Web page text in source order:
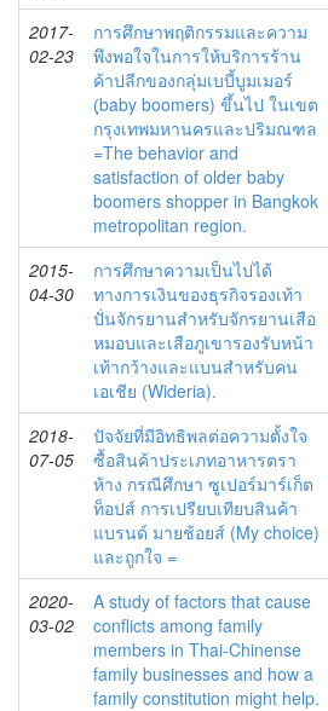
2017-
02-23
การศึกษาพฤติกรรมและความ
พึงพอใจในการให้บริการร้าน
ค้าปลีกของกลุ่มเบบี้บูมเมอร์
(ฺbaby boomers) ขึ้นไป ในเขต
กรุงเทพมหานครและปริมณฑล
=The behavior and
satisfaction of older baby
boomers shopper in Bangkok
metropolitan region.
2015-
04-30
การศึกษาความเป็นไปได้
ทางการเงินของธุรกิจรองเท้า
ปั่นจักรยานสำหรับจักรยานเสือ
หมอบและเสือภูเขารองรับหน้า
เท้ากว้างและแบนสำหรับคน
เอเชีย (Wideria).
2018-
07-05
ปัจจัยที่มีอิทธิพลต่อความตั้งใจ
ซื้อสินค้าประเภทอาหารตรา
ห้าง กรณีศึกษา ซูเปอร์มาร์เก็ต
ท็อปส์ การเปรียบเทียบสินค้า
แบรนด์ มายช้อยส์ (My choice)
และถูกใจ =
2020-
03-02
A study of factors that cause
conflicts among family
members in Thai-Chinense
family businesses and how a
family constitution might help.